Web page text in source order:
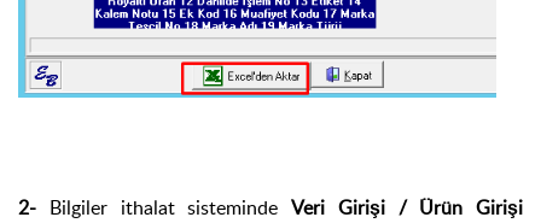
2- Bilgiler ithalat sisteminde Veri Girişi / Ürün Girişi